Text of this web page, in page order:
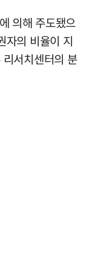
의해 주도됐으
자의 비율이 지
서치센터의 분